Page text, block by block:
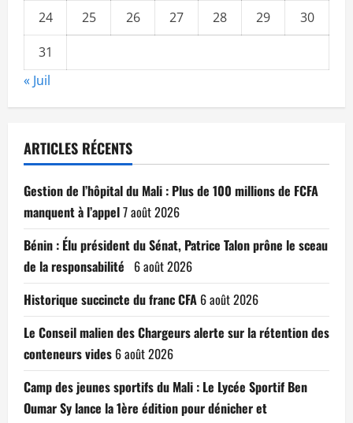
24
25 26 27 28 29
30
31
« Juil
ARTICLES RÉCENTS
Gestion de l’hôpital du Mali : Plus de 100 millions de FCFA
manquent à l’appel7 août 2026
Bénin : Élu président du Sénat, Patrice Talon prône le sceau
de la responsabilité 6 août 2026
Historique succincte du franc CFA 6 août 2026
Le Conseil malien des Chargeurs alerte sur la rétention des
conteneurs vides 6 août 2026
Camp des jeunes sportifs du Mali : Le Lycée Sportif Ben
Oumar Sy lance la 1ère édition pour dénicher et